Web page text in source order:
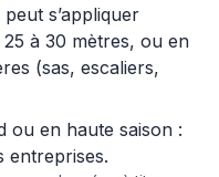
s’appliquer
à 30 mètres, ou en
(sas, escaliers,
ou en haute saison :
entreprises.